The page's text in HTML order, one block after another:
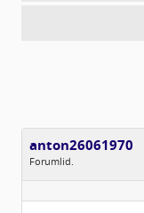
anton26061970
Forumlid.
Geslacht:
n/a
Geregistreerd:12 / 2009